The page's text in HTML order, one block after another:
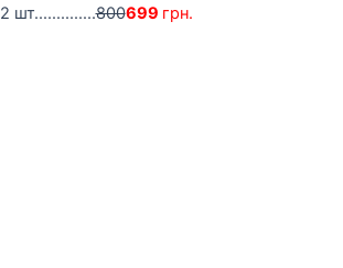
2 шт..............800699 грн.